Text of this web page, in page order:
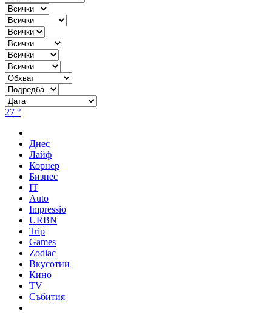
27 °
Днес
Лайф
Корнер
Бизнес
IT
Auto
Impressio
URBN
Trip
Games
Zodiac
Вкусотии
Кино
TV
Събития